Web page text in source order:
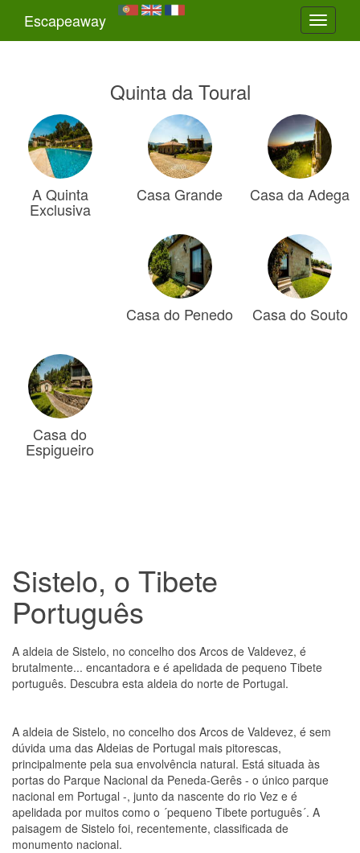
Toggle
Escapeaway
Quinta da Toural
A Quinta
Exclusiva
Casa Grande Casa da Adega
Casa do Penedo Casa do Souto
Casa do
Espigueiro
Sistelo, o Tibete
Português
A aldeia de Sistelo, no concelho dos Arcos de Valdevez, é
brutalmente... encantadora e é apelidada de pequeno Tibete
português. Descubra esta aldeia do norte de Portugal.
A aldeia de Sistelo, no concelho dos Arcos de Valdevez, é sem
dúvida uma das Aldeias de Portugal mais pitorescas,
principalmente pela sua envolvência natural. Está situada às
portas do Parque Nacional da Peneda-Gerês - o único parque
nacional em Portugal -, junto da nascente do rio Vez e é
apelidada por muitos como o ´pequeno Tibete português´. A
paisagem de Sistelo foi, recentemente, classificada de
monumento nacional.